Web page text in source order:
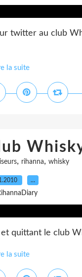
twitter au club
la suite
, rihanna, whisky
…
quittant le club
la suite